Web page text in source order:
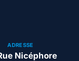
ADRESSE
Nicéphore